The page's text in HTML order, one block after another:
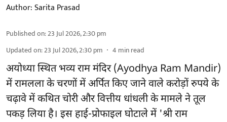
Author:Sarita Prasad
Published on:23 Jul 2026, 2:30 pm
Updated on:23 Jul 2026, 2:30 pm 4 min read
अयोध्या स्थित भव्य राम मंदिर (Ayodhya Ram Mandir)
में रामलला के चरणों में अर्पित किए जाने वाले करोड़ों रुपये के
चढ़ावे में कथित चोरी और वित्तीय धांधली के मामले ने तूल
पकड़ लिया है। इस हाई-प्रोफाइल घोटाले में 'श्री राम